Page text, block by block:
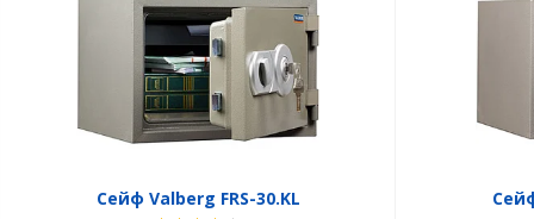
Сейф Valberg FRS-30.KL